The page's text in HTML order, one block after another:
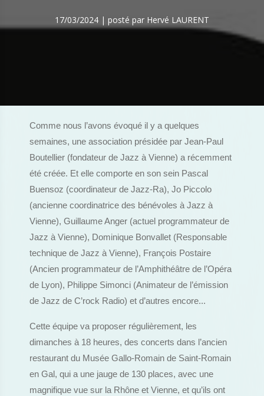
17/03/2024 | posté par Hervé LAURENT
Comme nous l’avons évoqué il y a quelques
semaines, une association présidée par Jean-Paul
Boutellier (fondateur de Jazz à Vienne) a récemment
été créée. Et elle comporte en son sein Pascal
Buensoz (coordinateur de Jazz-Ra), Jo Piccolo
(ancienne coordinatrice des bénévoles à Jazz à
Vienne), Guillaume Anger (actuel programmateur de
Jazz à Vienne), Dominique Bonvallet (Responsable
technique de Jazz à Vienne), François Postaire
(Ancien programmateur de l’Amphithéâtre de l’Opéra
de Lyon), Philippe Simonci (Animateur de l’émission
de Jazz de C’rock Radio) et d’autres encore...
Cette équipe va proposer régulièrement, les
dimanches à 18 heures, des concerts dans l’ancien
restaurant du Musée Gallo-Romain de Saint-Romain
en Gal, qui a une jauge de 130 places, avec une
magnifique vue sur la Rhône et Vienne, et qu’ils ont